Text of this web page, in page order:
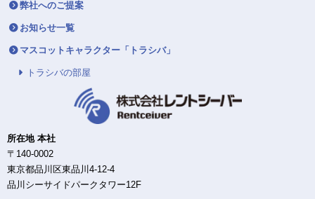
弊社へのご提案
お知らせ一覧
マスコットキャラクター「トラシバ」
トラシバの部屋
所在地 本社
〒140-0002
東京都品川区東品川4-12-4
品川シーサイドパークタワー12F